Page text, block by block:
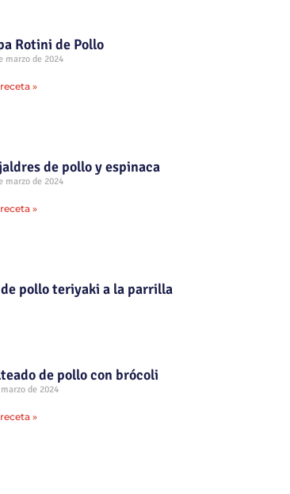
Rotini de Pollo
marzo de 2024
»
de pollo y espinaca
marzo de 2024
»
pollo teriyaki a la parrilla
de pollo con brócoli
de 2024
»